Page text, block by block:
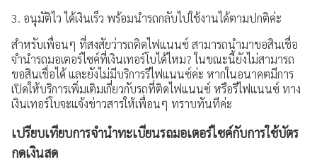
3. อนุมัติไว ได้เงินเร็ว พร้อมนำรถกลับไปใช้งานได้ตามปกติค่ะ
สำหรับเพื่อนๆ ที่สงสัยว่ารถติดไฟแนนซ์ สามารถนำมาขอสินเชื่อ
จำนำรถมอเตอร์ไซค์ที่เงินเทอร์โบได้ไหม? ในขณะนี้ยังไม่สามารถ
ขอสินเชื่อได้ และยังไม่มีบริการรีไฟแนนซ์ค่ะ หากในอนาคตมีการ
เปิดให้บริการเพิ่มเติมเกี่ยวกับรถที่ติดไฟแนนซ์ หรือรีไฟแนนซ์ ทาง
เงินเทอร์โบจะแจ้งข่าวสารให้เพื่อนๆ ทราบทันทีค่ะ
เปรียบเทียบการจำนำทะเบียนรถมอเตอร์ไซค์กับการใช้บัตร
กดเงินสด